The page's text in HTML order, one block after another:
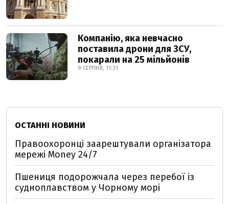
Компанію, яка невчасно
поставила дрони для ЗСУ,
покарали на 25 мільйонів
9 СЕРПНЯ, 11:31
ОСТАННІ НОВИНИ
Правоохоронці заарештували організатора
мережі Money 24/7
Пшениця подорожчала через перебої із
судноплавством у Чорному морі